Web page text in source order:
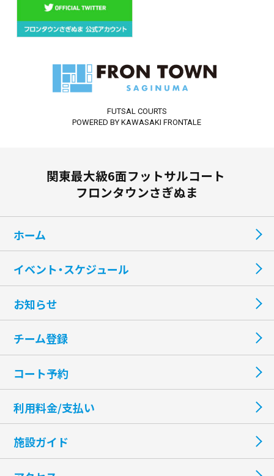
FUTSAL COURTS
POWERED BY KAWASAKI FRONTALE
関東最大級6面フットサルコート
フロンタウンさぎぬま
ホーム
イベント・スケジュール
お知らせ
チーム登録
コート予約
利用料金/支払い
施設ガイド